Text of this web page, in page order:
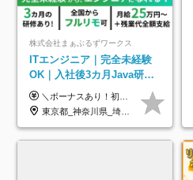
株式会社まぁぶるずワークス
ITエンジニア｜完全未経験
OK｜入社後3カ月Java研修
｜リモート率8割以上｜充実
のキャリア支援｜残業月10h
＼ボーナスあり！初年度から年収300万円以上／ ■月給25万円～35万円＋残業代全額支給＋各種手当＋賞与年1回 ◎経験・年齢・スキルなどを考慮し、できるだけ優遇します ◎試用期間中(3カ月)は契約社員で、月給21万円＋諸手当になります。 (試用期間中は残業が発生しません。その他の待遇に変更はありません) ----------------- ＼3つの評価軸！実力次第で早期収入アップ！／ 【1】スキル(IT理解、実装力、設計) 【2】実務力(現場評価、コミュ力、品質) 【3】姿勢(自走力、意欲、責任感) この3つの評価軸で、3カ月ごとに評価。社内グレードにより、給与が決まる明確な仕組みです。何ができれば給与が上がるのか分かりやすく、実力や努力次第で早期に収入を増やせます！ 【固定残業代について】 なし（残業代は、実際の労働時間に応じて別途全額支給）
東京都_神奈川県_埼玉県_千葉県_大阪府_愛知県_北海道_青森県_岩手県_宮城県_秋田県_山形県_福島県_茨城県_栃木県_群馬県_新潟県_山梨県_長野県_富山県_石川県_福井県_静岡県_岐阜県_三重県_兵庫県_京都府_滋賀県_奈良県_和歌山県_広島県_岡山県_鳥取県_島根県_山口県_徳島県_香川県_愛媛県_高知県_福岡県_熊本県_佐賀県_長崎県_大分県_宮崎県_鹿児島県_沖縄県